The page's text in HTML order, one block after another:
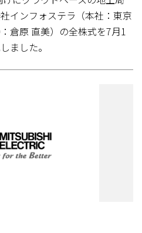
インフォステラ（本社：東京
倉原 直美）の全株式を7月1
ました。